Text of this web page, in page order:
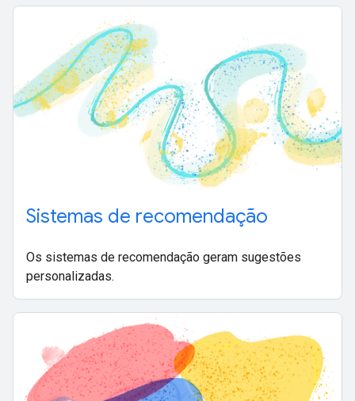
Sistemas de recomendação
Os sistemas de recomendação geram sugestões
personalizadas.